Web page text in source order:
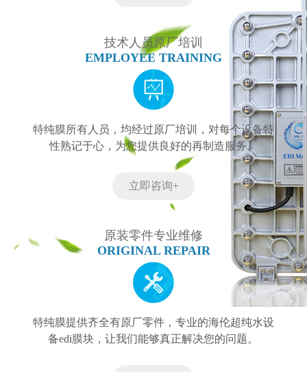
技术人员原厂培训
EMPLOYEE TRAINING
特纯膜所有人员，均经过原厂培训，对每个设备特
性熟记于心，为您提供良好的再制造服务。
立即咨询+
原装零件专业维修
ORIGINAL REPAIR
特纯膜提供齐全有原厂零件，专业的海伦超纯水设
备edi膜块，让我们能够真正解决您的问题。